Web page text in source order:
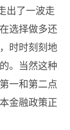
出了一波走
选择做多还
时时刻刻地
。当然这种
一和第二点
金融政策正